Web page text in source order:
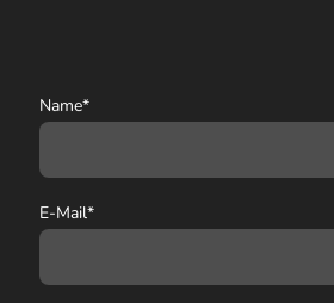
Name*
E-Mail*